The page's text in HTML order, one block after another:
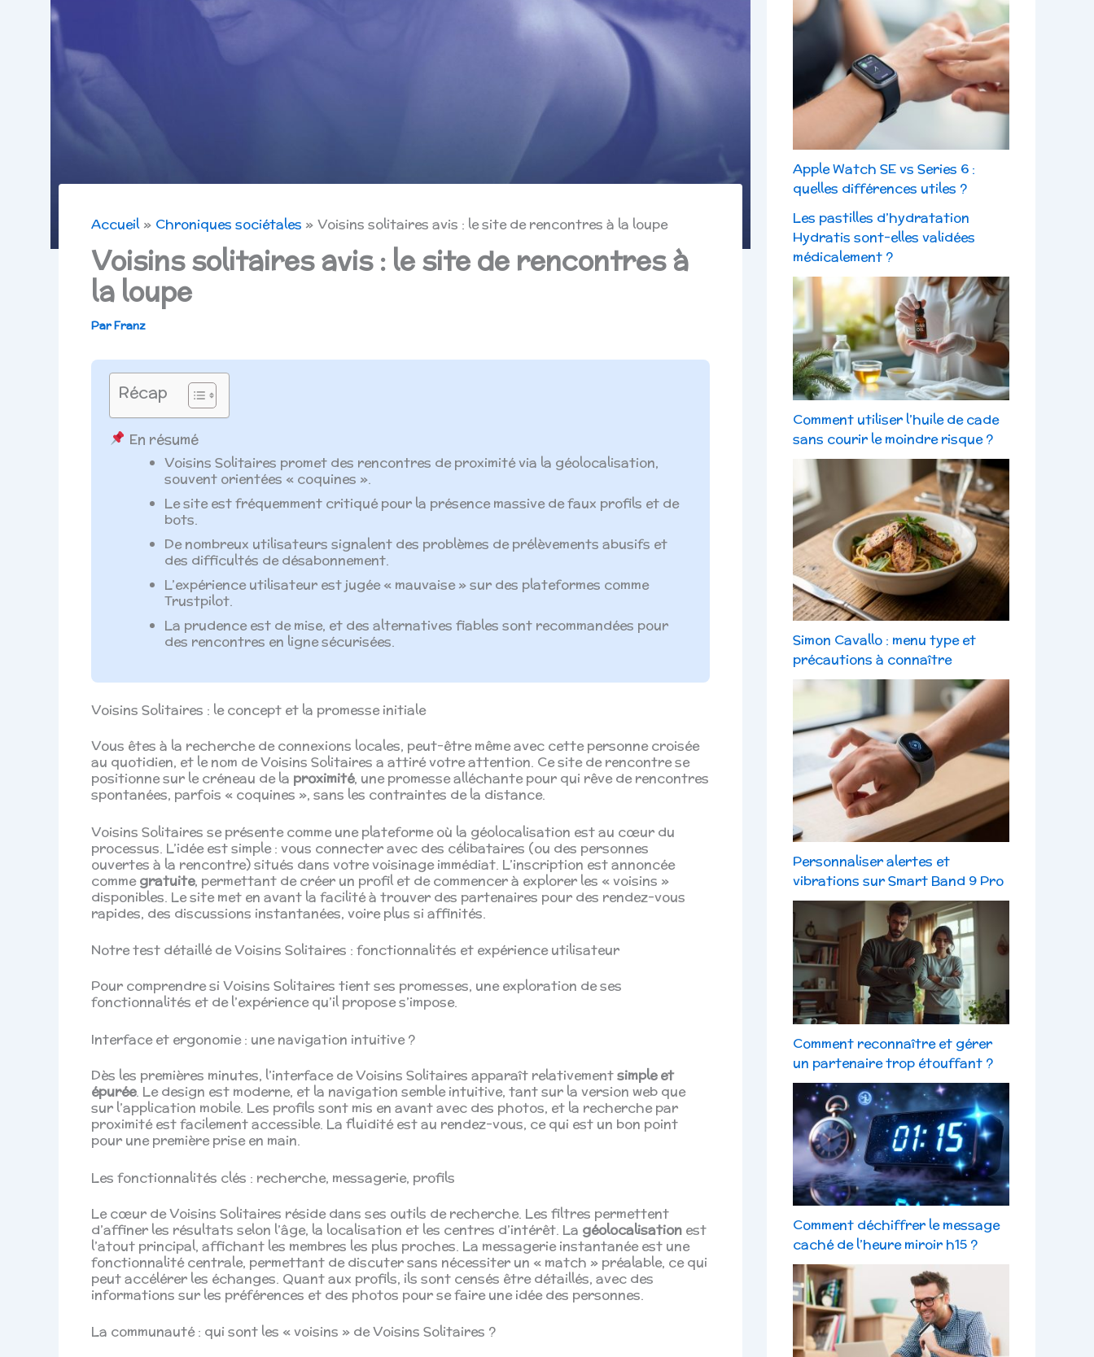
Accueil Chroniques sociétales Voisins solitaires avis : le site de rencontres à la loupe
Voisins solitaires avis : le site de rencontres à
la loupe
ParFranz
Récap
En résumé
Voisins Solitaires promet des rencontres de proximité via la géolocalisation,
souvent orientées « coquines ».
Le site est fréquemment critiqué pour la présence massive de faux profils et de
bots.
De nombreux utilisateurs signalent des problèmes de prélèvements abusifs et
des difficultés de désabonnement.
L’expérience utilisateur est jugée « mauvaise » sur des plateformes comme
Trustpilot.
La prudence est de mise, et des alternatives fiables sont recommandées pour
des rencontres en ligne sécurisées.
Voisins Solitaires : le concept et la promesse initiale
Vous êtes à la recherche de connexions locales, peut-être même avec cette personne croisée
au quotidien, et le nom de Voisins Solitaires a attiré votre attention. Ce site de rencontre se
positionne sur le créneau de la proximité, une promesse alléchante pour qui rêve de rencontres
spontanées, parfois « coquines », sans les contraintes de la distance.
Voisins Solitaires se présente comme une plateforme où la géolocalisation est au cœur du
processus. L’idée est simple : vous connecter avec des célibataires (ou des personnes
ouvertes à la rencontre) situés dans votre voisinage immédiat. L’inscription est annoncée
commegratuite, permettant de créer un profil et de commencer à explorer les « voisins »
disponibles. Le site met en avant la facilité à trouver des partenaires pour des rendez-vous
rapides, des discussions instantanées, voire plus si affinités.
Notre test détaillé de Voisins Solitaires : fonctionnalités et expérience utilisateur
Pour comprendre si Voisins Solitaires tient ses promesses, une exploration de ses
fonctionnalités et de l’expérience qu’il propose s’impose.
Interface et ergonomie : une navigation intuitive ?
Dès les premières minutes, l’interface de Voisins Solitaires apparaît relativementsimple et
épurée. Le design est moderne, et la navigation semble intuitive, tant sur la version web que
sur l’application mobile. Les profils sont mis en avant avec des photos, et la recherche par
proximité est facilement accessible. La fluidité est au rendez-vous, ce qui est un bon point
pour une première prise en main.
Les fonctionnalités clés : recherche, messagerie, profils
Le cœur de Voisins Solitaires réside dans ses outils de recherche. Les filtres permettent
d’affiner les résultats selon l’âge, la localisation et les centres d’intérêt. La géolocalisation est
l’atout principal, affichant les membres les plus proches. La messagerie instantanée est une
fonctionnalité centrale, permettant de discuter sans nécessiter un « match » préalable, ce qui
peut accélérer les échanges. Quant aux profils, ils sont censés être détaillés, avec des
informations sur les préférences et des photos pour se faire une idée des personnes.
La communauté : qui sont les « voisins » de Voisins Solitaires ?
Apple Watch SE vs Series 6 :
quelles différences utiles ?
Les pastilles d’hydratation
Hydratis sont-elles validées
médicalement ?
Comment utiliser l’huile de cade
sans courir le moindre risque ?
Simon Cavallo : menu type et
précautions à connaître
Personnaliser alertes et
vibrations sur Smart Band 9 Pro
Comment reconnaître et gérer
un partenaire trop étouffant ?
Comment déchiffrer le message
caché de l’heure miroir h15 ?